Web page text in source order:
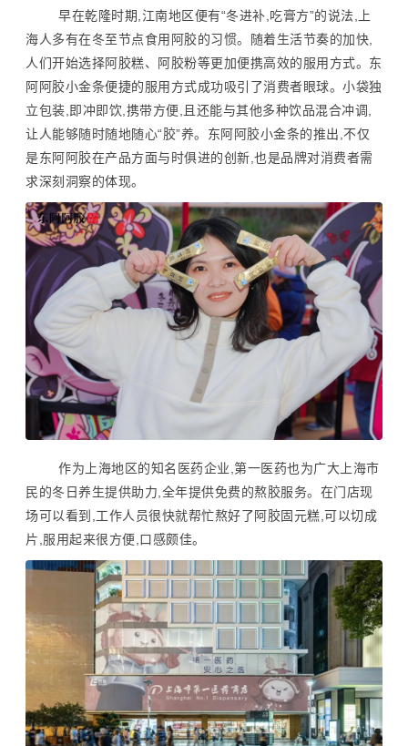
早在乾隆时期,江南地区便有“冬进补,吃膏方”的说法,上
海人多有在冬至节点食用阿胶的习惯。随着生活节奏的加快,
人们开始选择阿胶糕、阿胶粉等更加便携高效的服用方式。东
阿阿胶小金条便捷的服用方式成功吸引了消费者眼球。小袋独
立包装,即冲即饮,携带方便,且还能与其他多种饮品混合冲调,
让人能够随时随地随心“胶”养。东阿阿胶小金条的推出,不仅
是东阿阿胶在产品方面与时俱进的创新,也是品牌对消费者需
求深刻洞察的体现。
作为上海地区的知名医药企业,第一医药也为广大上海市
民的冬日养生提供助力,全年提供免费的熬胶服务。在门店现
场可以看到,工作人员很快就帮忙熬好了阿胶固元糕,可以切成
片,服用起来很方便,口感颇佳。